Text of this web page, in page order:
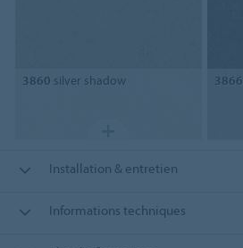
3860 silver shadow 3866
Installation & entretien
Informations techniques